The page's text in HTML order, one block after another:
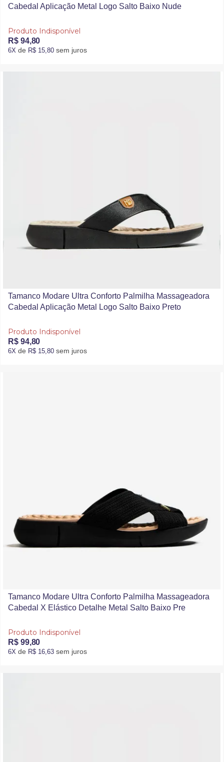
Cabedal Aplicação Metal Logo Salto Baixo Nude
Produto Indisponível
R$ 94,80
6X de R$ 15,80 sem juros
Tamanco Modare Ultra Conforto Palmilha Massageadora
Cabedal Aplicação Metal Logo Salto Baixo Preto
Produto Indisponível
R$ 94,80
6X de R$ 15,80 sem juros
Tamanco Modare Ultra Conforto Palmilha Massageadora
Cabedal X Elástico Detalhe Metal Salto Baixo Pre
Produto Indisponível
R$ 99,80
6X de R$ 16,63 sem juros